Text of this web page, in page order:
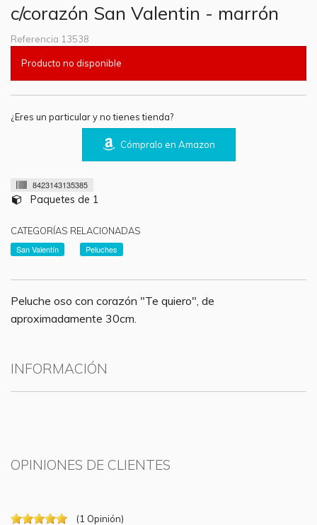
c/corazón San Valentin - marrón
Referencia 13538
Producto no disponible
¿Eres un particular y no tienes tienda?
Cómpralo en Amazon
8423143135385
Paquetes de 1
CATEGORÍAS RELACIONADAS
San Valentín
Peluches
Peluche oso con corazón "Te quiero", de
aproximadamente 30cm.
INFORMACIÓN
OPINIONES DE CLIENTES
(1 Opinión)